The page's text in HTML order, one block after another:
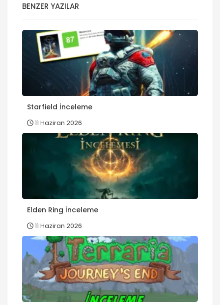
BENZER YAZILAR
Starfield İnceleme
11 Haziran 2026
Elden Ring İnceleme
11 Haziran 2026